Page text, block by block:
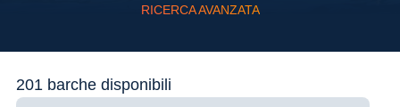
RICERCA AVANZATA
201 barche disponibili